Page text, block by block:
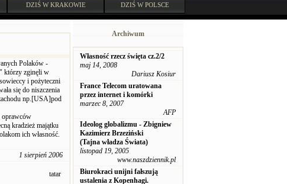
DZIŚ W KRAKOWIE DZIŚ W POLSCE
Polaków -
którzy zginęli w
i pożyteczni
się do niszczenia
np.[USA]pod
oprawców
kradzież majątku
ich własność.
1 sierpień 2006
tatar
Archiwum
Własność rzecz święta cz.2/2
maj 14, 2008
Dariusz Kosiur
France Telecom uratowana
przez internet i komórki
marzec 8, 2007
AFP
Ideolog globalizmu - Zbigniew
Kazimierz Brzeziński
(Tajna władza Świata)
listopad 19, 2005
www.naszdziennik.pl
Biurokraci unijni fałszują
ustalenia z Kopenhagi.